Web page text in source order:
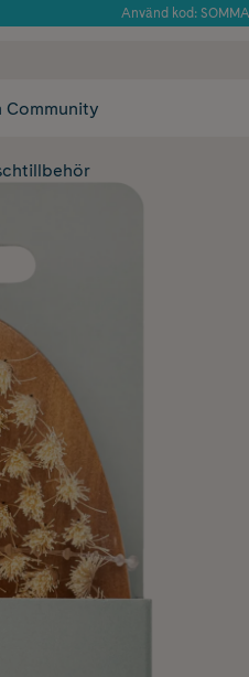
Använd kod:
frakt
Community